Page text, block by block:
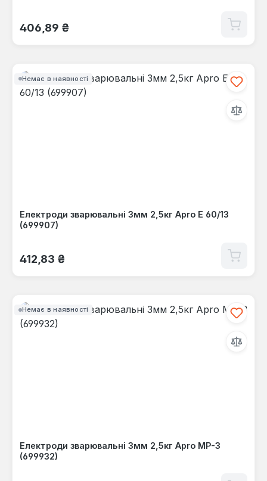
Звичайна ціна:
406,89 ₴
Немає в наявності
Електроди зварювальні 3мм 2,5кг Apro Е 60/13
(699907)
Звичайна ціна:
412,83 ₴
Немає в наявності
Електроди зварювальні 3мм 2,5кг Apro МР-3
(699932)